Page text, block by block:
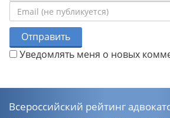
Отправить
Уведомлять меня о новых
Всероссийский рейтинг